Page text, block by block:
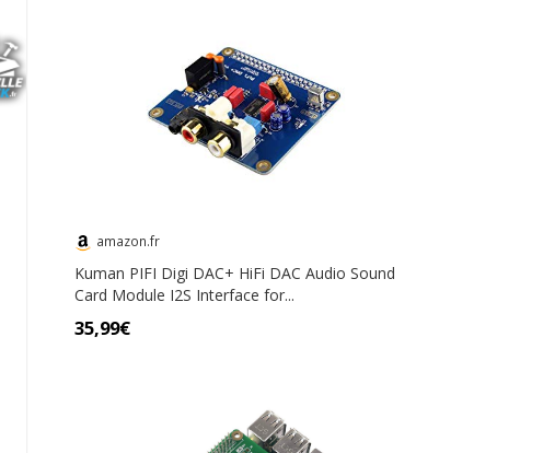
amazon.fr
Kuman PIFI Digi DAC+ HiFi DAC Audio Sound
Card Module I2S Interface for...
35,99€